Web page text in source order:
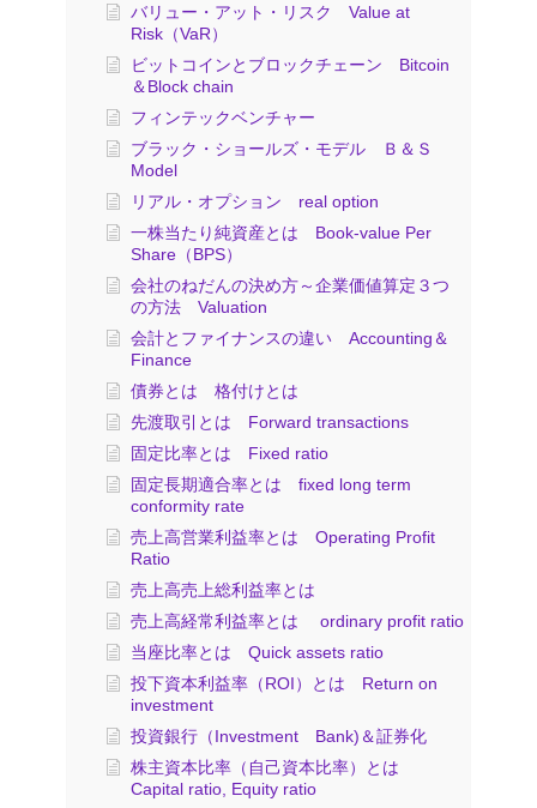
バリュー・アット・リスク Value at
Risk（VaR）
ビットコインとブロックチェーン Bitcoin
＆Block chain
フィンテックベンチャー
ブラック・ショールズ・モデル Ｂ＆Ｓ
Model
リアル・オプション real option
一株当たり純資産とは Book-value Per
Share（BPS）
会社のねだんの決め方～企業価値算定３つ
の方法 Valuation
会計とファイナンスの違い Accounting＆
Finance
債券とは 格付けとは
先渡取引とは Forward transactions
固定比率とは Fixed ratio
固定長期適合率とは fixed long term
conformity rate
売上高営業利益率とは Operating Profit
Ratio
売上高売上総利益率とは
売上高経常利益率とは ordinary profit ratio
当座比率とは Quick assets ratio
投下資本利益率（ROI）とは Return on
investment
投資銀行（Investment Bank)＆証券化
株主資本比率（自己資本比率）とは
Capital ratio, Equity ratio